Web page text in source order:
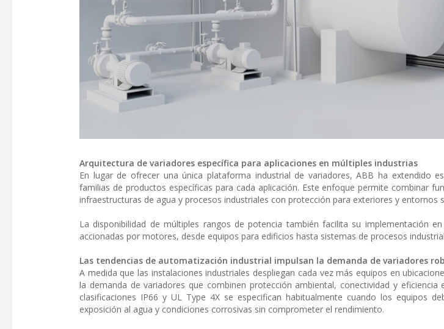
Arquitectura de variadores específica para aplicaciones en múltiples industrias
En lugar de ofrecer una única plataforma industrial de variadores, ABB ha extendido
familias de productos específicas para cada aplicación. Este enfoque permite combinar
infraestructuras de agua y procesos industriales con protección para exteriores y entornos
La disponibilidad de múltiples rangos de potencia también facilita su implementación
accionadas por motores, desde equipos para edificios hasta sistemas de procesos
Las tendencias de automatización industrial impulsan la demanda de variadores
A medida que las instalaciones industriales despliegan cada vez más equipos en
la demanda de variadores que combinen protección ambiental, conectividad y eficiencia
clasificaciones IP66 y UL Type 4X se especifican habitualmente cuando los equipos
exposición al agua y condiciones corrosivas sin comprometer el rendimiento.